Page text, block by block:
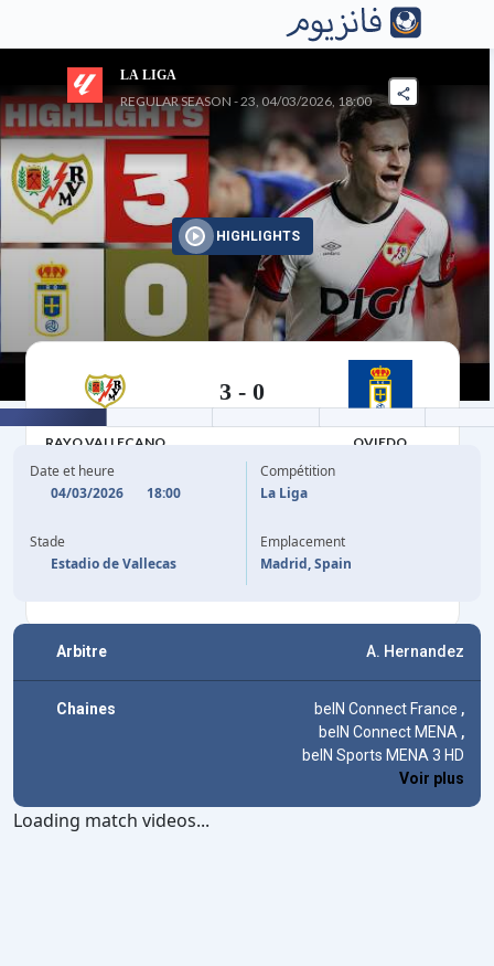
LA LIGA
REGULAR SEASON - 23, 04/03/2026, 18:00
HIGHLIGHTS
RAYO VALLECANO
3 -0
OVIEDO
62' A. GARCIA
Date et heure
04/03/2026
18:00
Stade
Estadio de Vallecas
Compétition
La Liga
Emplacement
Madrid, Spain
Arbitre A. Hernandez
Chaines beIN Connect France ,
beIN Connect MENA ,
beIN Sports MENA 3 HD
Voir plus
Loading match videos...